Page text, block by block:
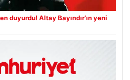
duyurdu! Altay Bayındır’ın yeni